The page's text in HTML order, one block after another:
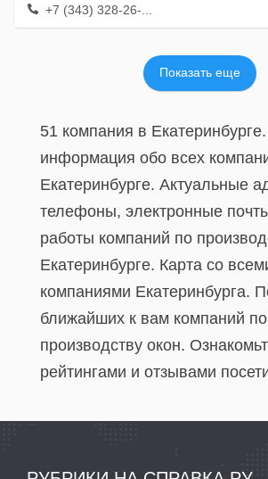
+7 (343) 328-26-...
Показать еще
51 компания в
информация обо всех
Екатеринбурге. Актуальные
телефоны, электронные
работы компаний по
Екатеринбурге. Карта со
компаниями Екатеринбурга.
ближайших к вам компаний по
производству окон.
рейтингами и отзывами